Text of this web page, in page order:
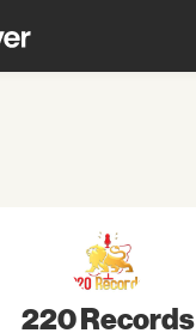
220 Records